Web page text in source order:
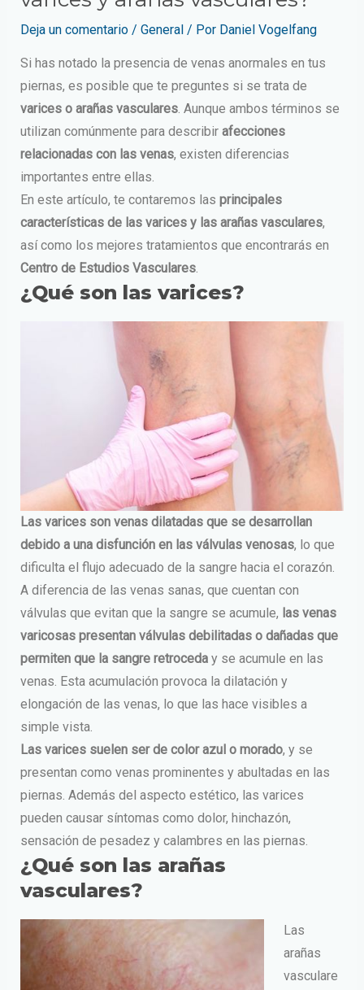
Deja un comentario / General / Por Daniel Vogelfang
Si has notado la presencia de venas anormales en tus
piernas, es posible que te preguntes si se trata de
varices o arañas vasculares. Aunque ambos términos se
utilizan comúnmente para describir afecciones
relacionadas con las venas, existen diferencias
importantes entre ellas.
En este artículo, te contaremos las principales
características de las varices y las arañas vasculares,
así como los mejores tratamientos que encontrarás en
Centro de Estudios Vasculares.
¿Qué son las varices?
Las varices son venas dilatadas que se desarrollan
debido a una disfunción en las válvulas venosas, lo que
dificulta el flujo adecuado de la sangre hacia el corazón.
A diferencia de las venas sanas, que cuentan con
válvulas que evitan que la sangre se acumule, las venas
varicosas presentan válvulas debilitadas o dañadas que
permiten que la sangre retroceday se acumule en las
venas. Esta acumulación provoca la dilatación y
elongación de las venas, lo que las hace visibles a
simple vista.
Las varices suelen ser de color azul o morado, y se
presentan como venas prominentes y abultadas en las
piernas. Además del aspecto estético, las varices
pueden causar síntomas como dolor, hinchazón,
sensación de pesadez y calambres en las piernas.
¿Qué son las arañas
vasculares?
Las
arañas
vasculare